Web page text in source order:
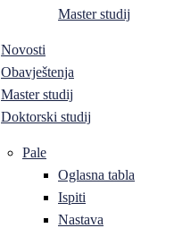
Master studij
Novosti
Obavještenja
Master studij
Doktorski studij
Pale
Oglasna tabla
Ispiti
Nastava